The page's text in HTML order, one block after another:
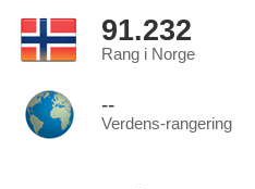
91.232
Rang i Norge
--
Verdens-rangering